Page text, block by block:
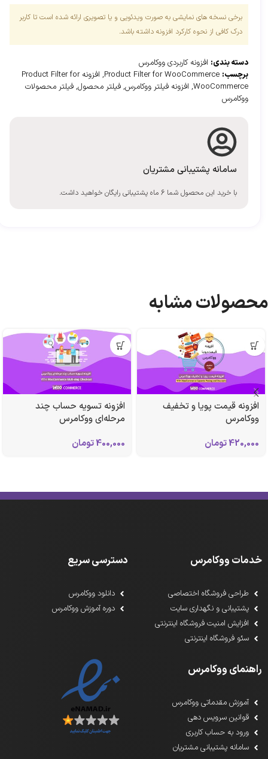
برخی نسخه های نمایشی به صورت ویدئویی و یا تصویری ارائه شده است تا کاربر
درک کافی از نحوه کارکرد افزونه داشته باشد.
دسته بندی: افزونه کاربردی ووکامرس
برچسب: Product Filter for WooCommerce
,
افزونه Product Filter for
WooCommerce
, افزونه فیلتر ووکامرس, فیلتر محصول, فیلتر محصولات
ووکامرس
سامانه پشتیبانی مشتریان
با خرید این محصول شما 6 ماه پشتیبانی رایگان خواهید داشت.
محصولات مشابه
افزونه قیمت پویا و تخفیف
ووکامرس
420,000تومان
افزونه تسویه حساب چند
مرحله‌‌ای ووکامرس
400,000تومان
خدمات ووکامرس
طراحی فروشگاه اختصاصی
پشتیبانی و نگهداری سایت
افزایش امنیت فروشگاه اینترنتی
سئو فروشگاه اینترنتی
دسترسی سریع
دانلود ووکامرس
دوره آموزش ووکامرس
راهنمای ووکامرس
آموزش مقدماتی ووکامرس
قوانین سرویس دهی
ورود به حساب کاربری
سامانه پشتیبانی مشتریان